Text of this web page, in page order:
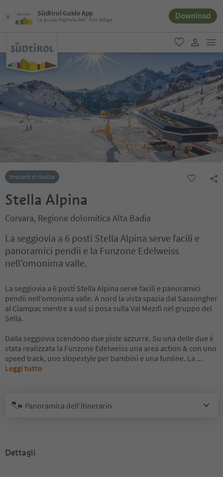
Südtirol Guide App
La guida digitale dell´Alto Adige Download
favoriti
user link
Impianti di risalita
Stella Alpina
Corvara, Regione dolomitica Alta Badia
La seggiovia a 6 posti Stella Alpina serve facili e
panoramici pendii e la Funzone Edelweiss
nell’omonima valle.
La seggiovia a 6 posti Stella Alpina serve facili e panoramici
pendii nell’omonima valle. A nord la vista spazia dal Sassongher
al Ciampac mentre a sud si posa sulla Val Mezdì nel gruppo del
Sella.
Dalla seggiovia scendono due piste azzurre. Su una delle due è
stata realizzata la Funzone Edelweiss una area action & con uno
speed track, uno slopestyle per bambini e una funline. La ...
Leggi tutto
Panoramica dell’itinerario
Dettagli